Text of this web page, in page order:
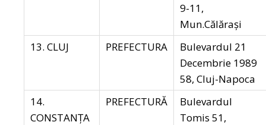
9-11,
Mun.Călărași
13. CLUJ
PREFECTURA
Bulevardul 21
Decembrie 1989
58, Cluj-Napoca
14.
CONSTANŢA
PREFECTURĂ
Bulevardul
Tomis 51,